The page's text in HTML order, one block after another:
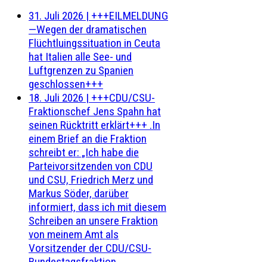
31. Juli 2026 | +++EILMELDUNG
—Wegen der dramatischen
Flüchtluingssituation in Ceuta
hat Italien alle See- und
Luftgrenzen zu Spanien
geschlossen+++
18. Juli 2026 | +++CDU/CSU-
Fraktionschef Jens Spahn hat
seinen Rücktritt erklärt+++ .In
einem Brief an die Fraktion
schreibt er: „Ich habe die
Parteivorsitzenden von CDU
und CSU, Friedrich Merz und
Markus Söder, darüber
informiert, dass ich mit diesem
Schreiben an unsere Fraktion
von meinem Amt als
Vorsitzender der CDU/CSU-